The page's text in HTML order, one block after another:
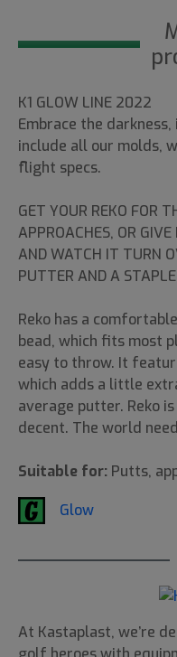
K1 GLOW LINE 2022
Embrace the
include all our molds,
flight specs.
GET YOUR REKO FOR
APPROACHES, OR
AND WATCH IT TURN
PUTTER AND A
Reko has a
bead, which fits most
easy to throw. It
which adds a little
average putter. Reko
decent. The world
Suitable for: Putts,
Glow
At Kastaplast, we’re